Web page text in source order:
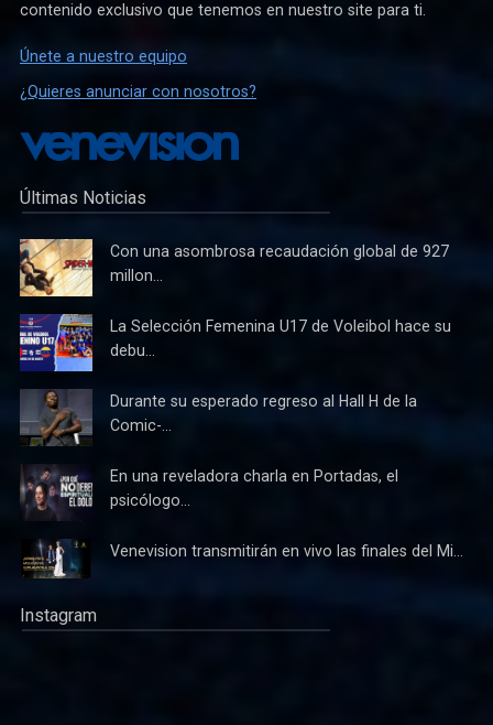
contenido exclusivo que tenemos en nuestro site para ti.
Únete a nuestro equipo
¿Quieres anunciar con nosotros?
Últimas Noticias
Con una asombrosa recaudación global de 927
millon...
La Selección Femenina U17 de Voleibol hace su
debu...
Durante su esperado regreso al Hall H de la
Comic-...
En una reveladora charla en Portadas, el
psicólogo...
Venevision transmitirán en vivo las finales del Mi...
Instagram